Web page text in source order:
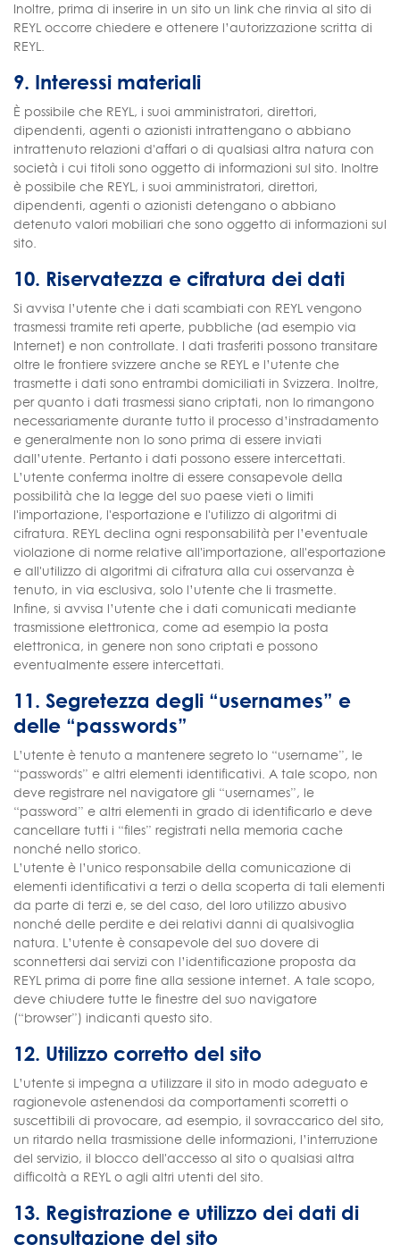
Inoltre, prima di inserire in un sito un link che rinvia al sito di
REYL occorre chiedere e ottenere l’autorizzazione scritta di
REYL.
9. Interessi materiali
È possibile che REYL, i suoi amministratori, direttori,
dipendenti, agenti o azionisti intrattengano o abbiano
intrattenuto relazioni d'affari o di qualsiasi altra natura con
società i cui titoli sono oggetto di informazioni sul sito. Inoltre
è possibile che REYL, i suoi amministratori, direttori,
dipendenti, agenti o azionisti detengano o abbiano
detenuto valori mobiliari che sono oggetto di informazioni sul
sito.
10. Riservatezza e cifratura dei dati
Si avvisa l’utente che i dati scambiati con REYL vengono
trasmessi tramite reti aperte, pubbliche (ad esempio via
Internet) e non controllate. I dati trasferiti possono transitare
oltre le frontiere svizzere anche se REYL e l’utente che
trasmette i dati sono entrambi domiciliati in Svizzera. Inoltre,
per quanto i dati trasmessi siano criptati, non lo rimangono
necessariamente durante tutto il processo d’instradamento
e generalmente non lo sono prima di essere inviati
dall’utente. Pertanto i dati possono essere intercettati.
L’utente conferma inoltre di essere consapevole della
possibilità che la legge del suo paese vieti o limiti
l'importazione, l'esportazione e l'utilizzo di algoritmi di
cifratura. REYL declina ogni responsabilità per l’eventuale
violazione di norme relative all'importazione, all'esportazione
e all'utilizzo di algoritmi di cifratura alla cui osservanza è
tenuto, in via esclusiva, solo l’utente che li trasmette.
Infine, si avvisa l’utente che i dati comunicati mediante
trasmissione elettronica, come ad esempio la posta
elettronica, in genere non sono criptati e possono
eventualmente essere intercettati.
11. Segretezza degli “usernames” e
delle “passwords”
L’utente è tenuto a mantenere segreto lo “username”, le
“passwords” e altri elementi identificativi. A tale scopo, non
deve registrare nel navigatore gli “usernames”, le
“password” e altri elementi in grado di identificarlo e deve
cancellare tutti i “files” registrati nella memoria cache
nonché nello storico.
L’utente è l’unico responsabile della comunicazione di
elementi identificativi a terzi o della scoperta di tali elementi
da parte di terzi e, se del caso, del loro utilizzo abusivo
nonché delle perdite e dei relativi danni di qualsivoglia
natura. L’utente è consapevole del suo dovere di
sconnettersi dai servizi con l’identificazione proposta da
REYL prima di porre fine alla sessione internet. A tale scopo,
deve chiudere tutte le finestre del suo navigatore
(“browser”) indicanti questo sito.
12. Utilizzo corretto del sito
L’utente si impegna a utilizzare il sito in modo adeguato e
ragionevole astenendosi da comportamenti scorretti o
suscettibili di provocare, ad esempio, il sovraccarico del sito,
un ritardo nella trasmissione delle informazioni, l’interruzione
del servizio, il blocco dell'accesso al sito o qualsiasi altra
difficoltà a REYL o agli altri utenti del sito.
13. Registrazione e utilizzo dei dati di
consultazione del sito